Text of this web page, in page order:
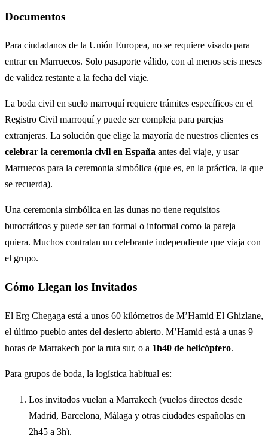
Documentos
Para ciudadanos de la Unión Europea, no se requiere visado para
entrar en Marruecos. Solo pasaporte válido, con al menos seis meses
de validez restante a la fecha del viaje.
La boda civil en suelo marroquí requiere trámites específicos en el
Registro Civil marroquí y puede ser compleja para parejas
extranjeras. La solución que elige la mayoría de nuestros clientes es
celebrar la ceremonia civil en España antes del viaje, y usar
Marruecos para la ceremonia simbólica (que es, en la práctica, la que
se recuerda).
Una ceremonia simbólica en las dunas no tiene requisitos
burocráticos y puede ser tan formal o informal como la pareja
quiera. Muchos contratan un celebrante independiente que viaja con
el grupo.
Cómo Llegan los Invitados
El Erg Chegaga está a unos 60 kilómetros de M’Hamid El Ghizlane,
el último pueblo antes del desierto abierto. M’Hamid está a unas 9
horas de Marrakech por la ruta sur, o a 1h40 de helicóptero.
Para grupos de boda, la logística habitual es:
Los invitados vuelan a Marrakech (vuelos directos desde
Madrid, Barcelona, Málaga y otras ciudades españolas en
2h45 a 3h).